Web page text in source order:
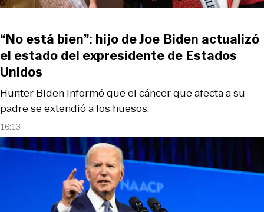
16:13
Hunter Biden informó que el cáncer que afecta a su
padre se extendió a los huesos.
“No está bien”: hijo de Joe Biden actualizó
el estado del expresidente de Estados
Unidos